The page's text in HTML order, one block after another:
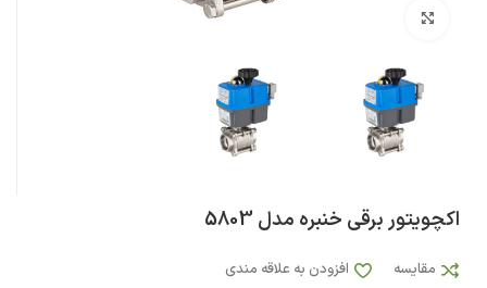
اکچویتور برقی خنبره مدل 5803
مقایسه افزودن به علاقه مندی